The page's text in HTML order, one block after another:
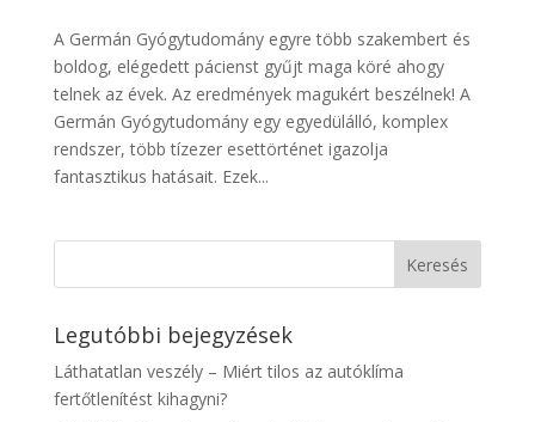
A Germán Gyógytudomány egyre több szakembert és
boldog, elégedett pácienst gyűjt maga köré ahogy
telnek az évek. Az eredmények magukért beszélnek! A
Germán Gyógytudomány egy egyedülálló, komplex
rendszer, több tízezer esettörténet igazolja
fantasztikus hatásait. Ezek...
Legutóbbi bejegyzések
Láthatatlan veszély – Miért tilos az autóklíma
fertőtlenítést kihagyni?